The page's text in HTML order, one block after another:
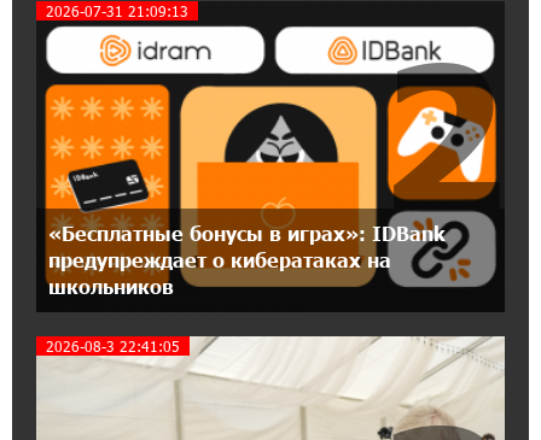
Пашинян замотивирован уничтожить
Армению․ Аршак Карапетян
14:27:40 11-07-2026
«Мой лес Армения» — бенефициар
инициативы «Сила одного драма» в июле
12:56:04 11-07-2026
Станьте акционером Юнибанка и
воспользуйтесь выгодным инвестиционным
21:45:09 9-07-2026
IDBank предупреждает о мошеннических
звонках от имени пенсионных фондов
2026-07-31 21:09:13
«Бесплатные бонусы в играх»: IDBank
предупреждает о кибератаках на
школьников
2
2026-08-3 22:41:05